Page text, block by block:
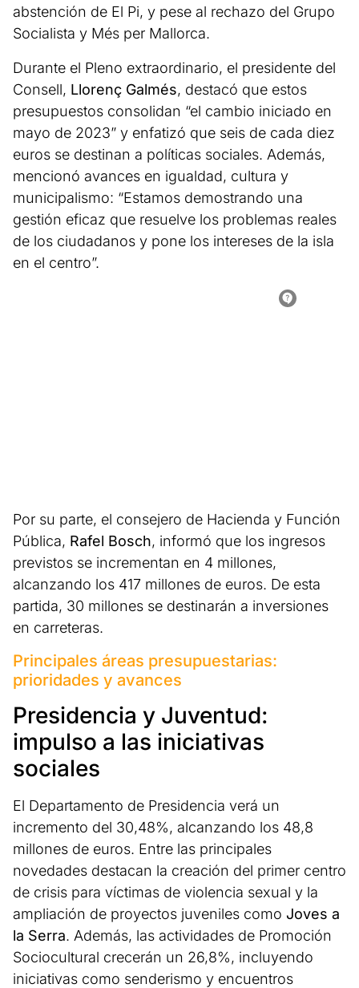
abstención de El Pi, y pese al rechazo del Grupo
Socialista y Més per Mallorca.
Durante el Pleno extraordinario, el presidente del
Consell, Llorenç Galmés, destacó que estos
presupuestos consolidan “el cambio iniciado en
mayo de 2023” y enfatizó que seis de cada diez
euros se destinan a políticas sociales. Además,
mencionó avances en igualdad, cultura y
municipalismo: “Estamos demostrando una
gestión eficaz que resuelve los problemas reales
de los ciudadanos y pone los intereses de la isla
en el centro”.
Por su parte, el consejero de Hacienda y Función
Pública, Rafel Bosch, informó que los ingresos
previstos se incrementan en 4 millones,
alcanzando los 417 millones de euros. De esta
partida, 30 millones se destinarán a inversiones
en carreteras.
Principales áreas presupuestarias:
prioridades y avances
Presidencia y Juventud:
impulso a las iniciativas
sociales
El Departamento de Presidencia verá un
incremento del 30,48%, alcanzando los 48,8
millones de euros. Entre las principales
novedades destacan la creación del primer centro
de crisis para víctimas de violencia sexual y la
ampliación de proyectos juveniles como Joves a
la Serra. Además, las actividades de Promoción
Sociocultural crecerán un 26,8%, incluyendo
iniciativas como senderismo y encuentros